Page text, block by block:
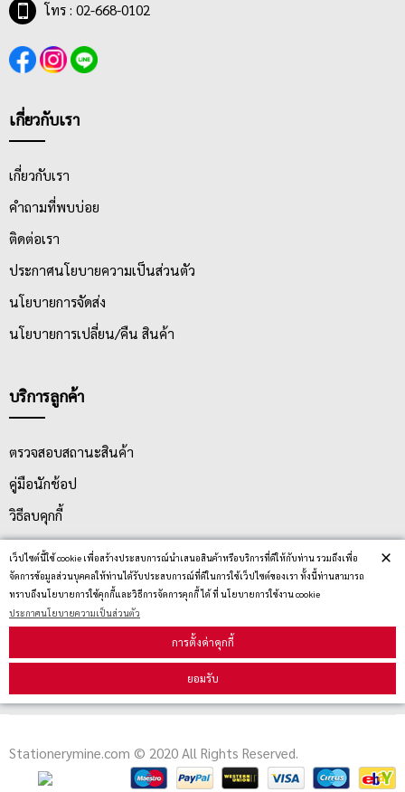
เว็ปไซต์นี้ใช้ cookie เพื่อสร้างประสบการณ์นำเสนอสินค้าหรือบริการที่ดีให้กับท่าน รวมถึงเพื่อ
จัดการข้อมูลส่วนบุคคลให้ท่านได้รับประสบการณ์ที่ดีในการใช้เว็ปไซต์ของเรา ทั้งนี้ท่านสามารถ
ทราบถึงนโยบายการใช้คุกกี้และวิธีการจัดการคุกกี้ ได้ ที่ นโยบายการใช้งาน cookie
ประกาศนโยบายความเป็นส่วนตัว
การตั้งค่าคุกกี้
ยอมรับ
×
โทร : 02-668-0102
เกี่ยวกับเรา
เกี่ยวกับเรา
คำถามที่พบบ่อย
ติดต่อเรา
ประกาศนโยบายความเป็นส่วนตัว
นโยบายการจัดส่ง
นโยบายการเปลี่ยน/คืน สินค้า
บริการลูกค้า
ตรวจสอบสถานะสินค้า
คู่มือนักช้อป
วิธีลบคุกกี้
สมัครรับข่าวสาร
รับข่าวสาร
Stationerymine.com © 2020 All Rights Reserved.